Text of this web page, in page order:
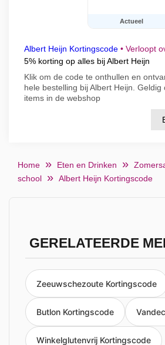
Actueel
Albert Heijn Kortingscode • Verloopt
5% korting op alles bij Albert Heijn
Klik om de code te onthullen en
hele bestelling bij Albert Heijn. Geldig
items in de webshop
Home Eten en Drinken
school
Albert Heijn Kortingscode
GERELATEERDE
Zeeuwschezoute Kortingscode
Butlon Kortingscode
Winkelglutenvrij Kortingscode